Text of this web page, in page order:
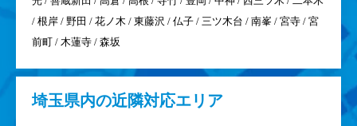
/ 根岸 / 野田 / 花ノ木 / 東藤沢 / 仏子 / 三ツ木台 / 南峯 / 宮寺 / 宮
前町 / 木蓮寺 / 森坂
埼玉県内の近隣対応エリア